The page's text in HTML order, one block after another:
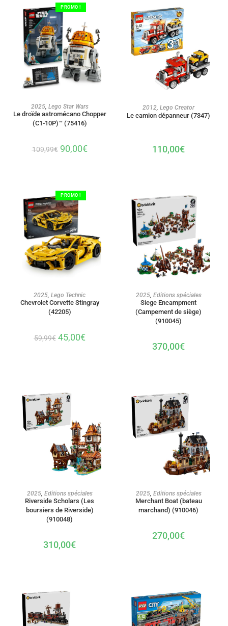
PROMO !
AJOUTER AU PANIER
2025, Lego Star Wars
Le droïde astromécano Chopper
(C1-10P)™ (75416)
109,99€ 90,00€
AJOUTER AU PANIER
2012, Lego Creator
Le camion dépanneur (7347)
110,00€
PROMO !
AJOUTER AU PANIER
2025, Lego Technic
Chevrolet Corvette Stingray
(42205)
59,99€ 45,00€
AJOUTER AU PANIER
2025, Editions spéciales
Siege Encampment
(Campement de siège)
(910045)
370,00€
AJOUTER AU PANIER
2025, Editions spéciales
Riverside Scholars (Les
boursiers de Riverside)
(910048)
310,00€
AJOUTER AU PANIER
2025, Editions spéciales
Merchant Boat (bateau
marchand) (910046)
270,00€